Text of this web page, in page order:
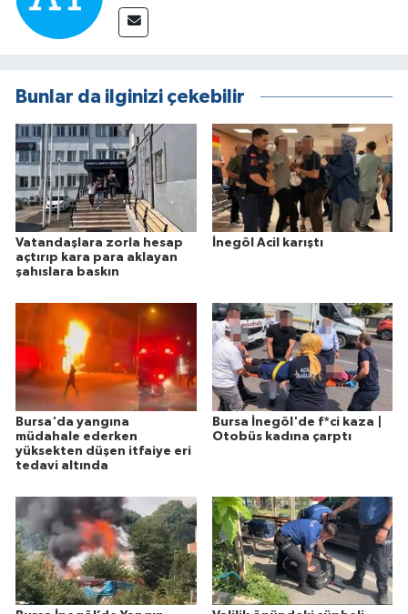
Bunlar da ilginizi çekebilir
Vatandaşlara zorla hesap
açtırıp kara para aklayan
şahıslara baskın
İnegöl Acil karıştı
Bursa'da yangına
müdahale ederken
yüksekten düşen itfaiye eri
tedavi altında
Bursa İnegöl'de f*ci kaza |
Otobüs kadına çarptı